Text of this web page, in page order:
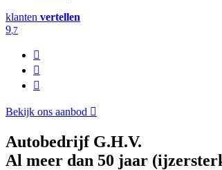
klanten vertellen
9,7
Bekijk ons aanbod
Autobedrijf G.H.V.
Al meer dan 50 jaar